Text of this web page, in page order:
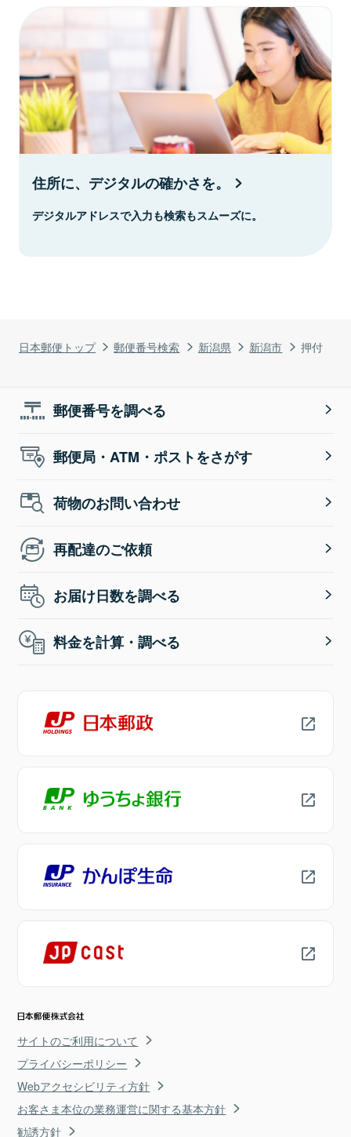
日本郵便トップ 郵便番号検索 新潟県 新潟市 押付
住所に、デジタルの確かさを。
デジタルアドレスで入力も検索もスムーズに。
郵便番号を調べる
郵便局・ATM・ポストをさがす
荷物のお問い合わせ
再配達のご依頼
お届け日数を調べる
料金を計算・調べる
サイトのご利用について
プライバシーポリシー
Webアクセシビリティ方針
お客さま本位の業務運営に関する基本方針
勧誘方針